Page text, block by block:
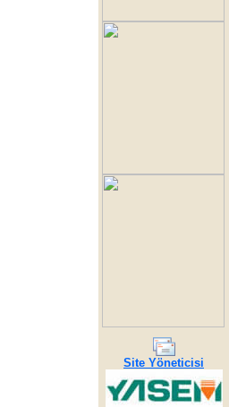
Site Yöneticisi